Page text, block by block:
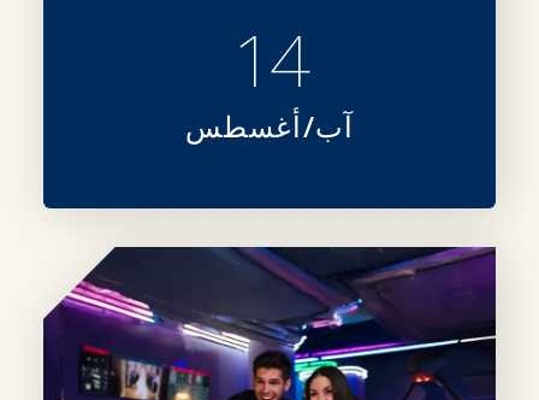
14
آب/أغسطس